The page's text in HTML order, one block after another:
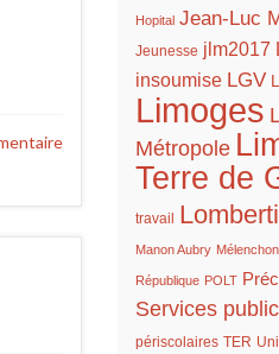
Hopital Jean-Luc
Jeunesse jlm2017
insoumise LGV
Limoges
Métropole
Terre de
travail
Manon Aubry Mélenchon
République POLT
Services
périscolaires TER